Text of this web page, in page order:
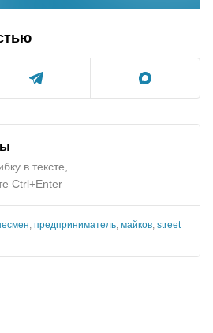
в тексте,
Ctrl+Enter
, предприниматель, майков, street